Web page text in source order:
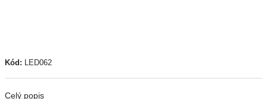
Kód: LED062
Celý popis